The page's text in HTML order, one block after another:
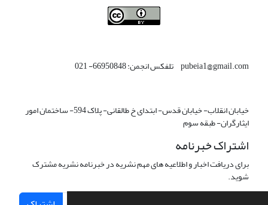
pubeia1@gmail.com تلفکس انجمن: 66950848- 021
خیابان انقلاب- خیابان قدس- ابتدای خ طالقانی- پلاک 594- ساختمان امور
ایثارگران- طبقه سوم
اشتراک خبرنامه
برای دریافت اخبار و اطلاعیه های مهم نشریه در خبرنامه نشریه مشترک
شوید.